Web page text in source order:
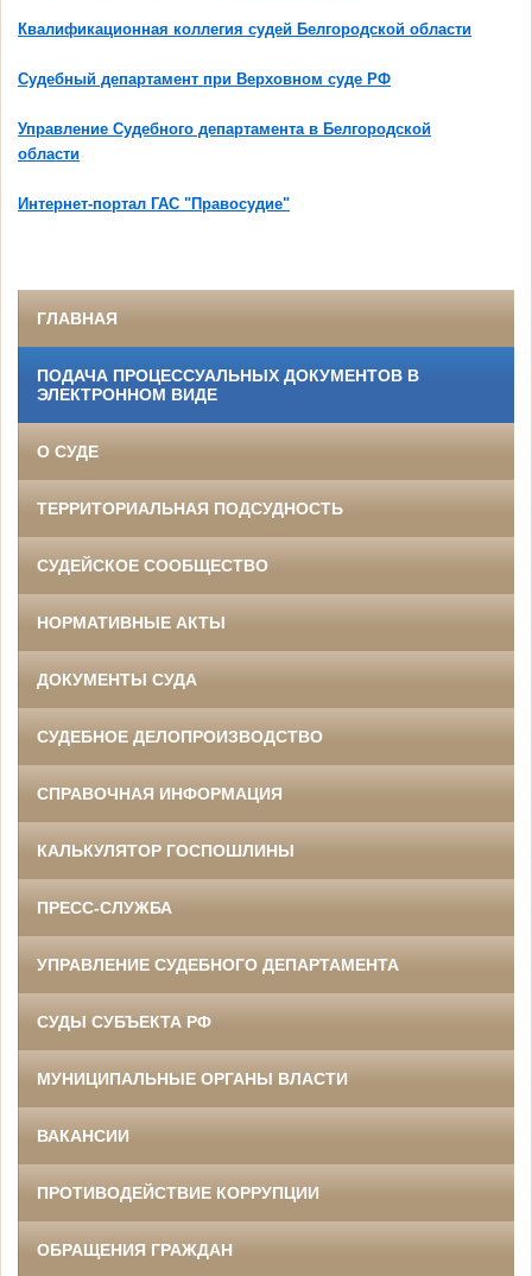
Квалификационная коллегия судей Белгородской области
Судебный департамент при Верховном суде РФ
Управление Судебного департамента в Белгородской
области
Интернет-портал ГАС "Правосудие"
ГЛАВНАЯ
ПОДАЧА ПРОЦЕССУАЛЬНЫХ ДОКУМЕНТОВ В
ЭЛЕКТРОННОМ ВИДЕ
О СУДЕ
ТЕРРИТОРИАЛЬНАЯ ПОДСУДНОСТЬ
СУДЕЙСКОЕ СООБЩЕСТВО
НОРМАТИВНЫЕ АКТЫ
ДОКУМЕНТЫ СУДА
СУДЕБНОЕ ДЕЛОПРОИЗВОДСТВО
СПРАВОЧНАЯ ИНФОРМАЦИЯ
КАЛЬКУЛЯТОР ГОСПОШЛИНЫ
ПРЕСС-СЛУЖБА
УПРАВЛЕНИЕ СУДЕБНОГО ДЕПАРТАМЕНТА
СУДЫ СУБЪЕКТА РФ
МУНИЦИПАЛЬНЫЕ ОРГАНЫ ВЛАСТИ
ВАКАНСИИ
ПРОТИВОДЕЙСТВИЕ КОРРУПЦИИ
ОБРАЩЕНИЯ ГРАЖДАН